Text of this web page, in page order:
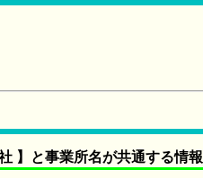
】と事業所名が共通する情報